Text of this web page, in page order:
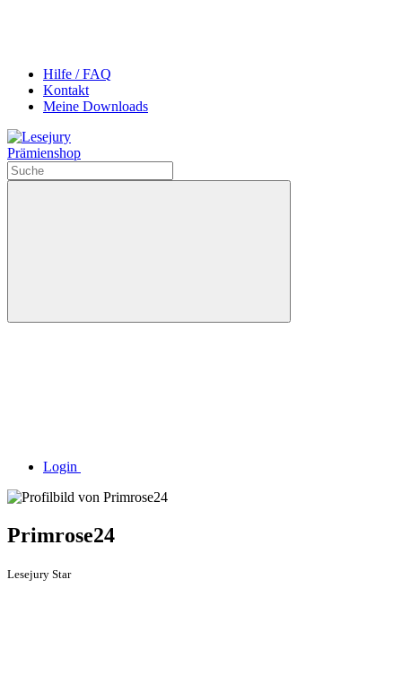
Hilfe / FAQ
Kontakt
Meine Downloads
Prämienshop
Login
Primrose24
Lesejury Star